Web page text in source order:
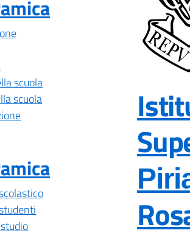
scuola
scuola